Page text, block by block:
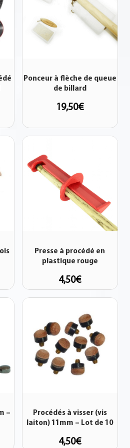
Ponceur à flèche de queue
de billard
19,50€
Presse à procédé en
plastique rouge
4,50€
–
Procédés à visser (vis
laiton) 11mm – Lot de 10
4,50€